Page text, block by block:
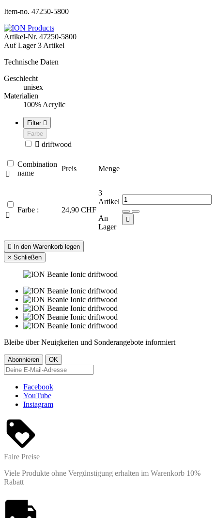
Item-no. 47250-5800
Artikel-Nr. 47250-5800
Auf Lager 3 Artikel
Technische Daten
Geschlecht
unisex
Materialien
100% Acrylic
Filter 
Farbe
 driftwood

Combination
name
Preis Menge

Farbe : 24,90 CHF
3
Artikel
An
Lager


In den Warenkorb legen
× Schließen
Bleibe über Neuigkeiten und Sonderangebote informiert
Facebook
YouTube
Instagram
Faire Preise
Viele Produkte ohne Vergünstigung erhalten im Warenkorb 10%
Rabatt